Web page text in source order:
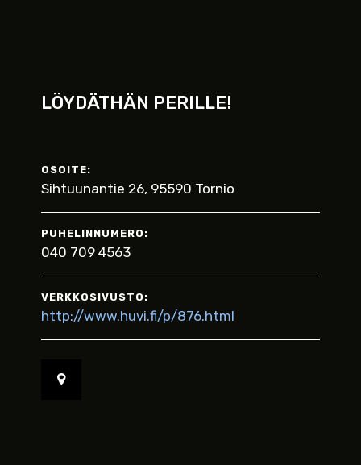
LÖYDÄTHÄN PERILLE!
OSOITE:
Sihtuunantie 26, 95590 Tornio
PUHELINNUMERO:
040 709 4563
VERKKOSIVUSTO:
http://www.huvi.fi/p/876.html